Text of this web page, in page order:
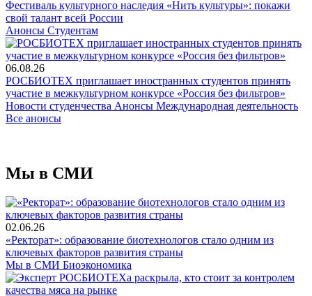
Фестиваль культурного наследия «Нить культуры»: покажи
свой талант всей России
Анонсы Студентам
06.08.26
РОСБИОТЕХ приглашает иностранных студентов принять
участие в межкультурном конкурсе «Россия без фильтров»
Новости студенчества Анонсы Международная деятельность
Все анонсы
Мы в СМИ
02.06.26
«Ректорат»: образование биотехнологов стало одним из
ключевых факторов развития страны
Мы в СМИ Биоэкономика